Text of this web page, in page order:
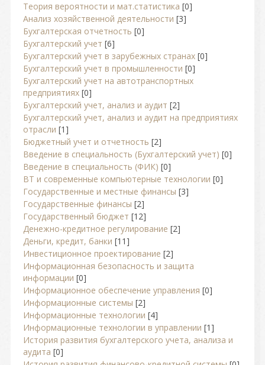
Теория вероятности и мат.статистика [0]
Анализ хозяйственной деятельности [3]
Бухгалтерская отчетность [0]
Бухгалтерский учет [6]
Бухгалтерский учет в зарубежных странах [0]
Бухгалтерский учет в промышленности [0]
Бухгалтерский учет на автотранспортных
предприятиях [0]
Бухгалтерский учет, анализ и аудит [2]
Бухгалтерский учет, анализ и аудит на предприятиях
отрасли [1]
Бюджетный учет и отчетность [2]
Введение в специальность (Бухгалтерский учет) [0]
Введение в специальность (ФИК) [0]
ВТ и современные компьютерные технологии [0]
Государственные и местные финансы [3]
Государственные финансы [2]
Государственный бюджет [12]
Денежно-кредитное регулирование [2]
Деньги, кредит, банки [11]
Инвестиционное проектирование [2]
Информационная безопасность и защита
информации [0]
Информационное обеспечение управления [0]
Информационные системы [2]
Информационные технологии [4]
Информационные технологии в управлении [1]
История развития бухгалтерского учета, анализа и
аудита [0]